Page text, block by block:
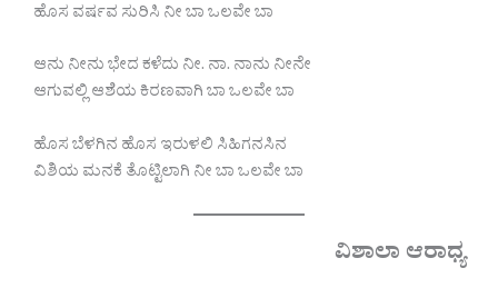
ಹೊಸ ವರ್ಷವ ಸುರಿಸಿ ನೀ ಬಾ ಒಲವೇ ಬಾ
ಆನು ನೀನು ಭೇದ ಕಳೆದು ನೀ. ನಾ. ನಾನು ನೀನೇ
ಆಗುವಲ್ಲಿ ಆಶೆಯ ಕಿರಣವಾಗಿ ಬಾ ಒಲವೇ ಬಾ
ಹೊಸ ಬೆಳಗಿನ ಹೊಸ ಇರುಳಲಿ ಸಿಹಿಗನಸಿನ
ವಿಶಿಯ ಮನಕೆ ತೊಟ್ಟಿಲಾಗಿ ನೀ ಬಾ ಒಲವೇ ಬಾ
ವಿಶಾಲಾ ಆರಾಧ್ಯ